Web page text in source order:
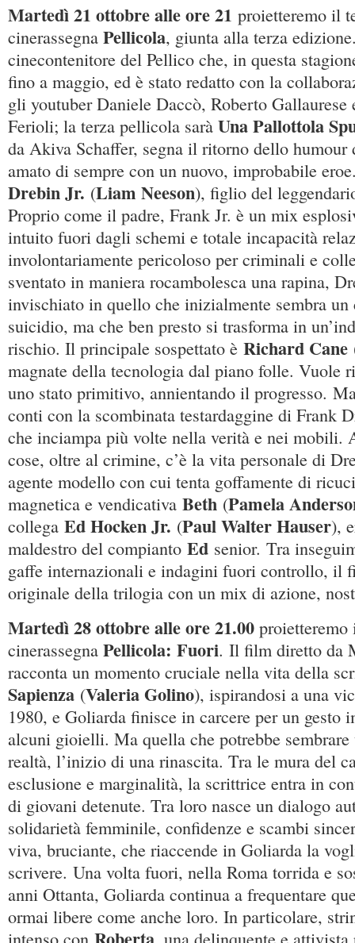
Martedì 21 ottobre alle ore 21 proietteremo il
cinerassegna Pellicola, giunta alla terza
cinecontenitore del Pellico che, in questa
fino a maggio, ed è stato redatto con la
gli youtuber Daniele Daccò, Roberto Gallaurese
Ferioli; la terza pellicola sarà Una Pallottola
da Akiva Schaffer, segna il ritorno dello humour
amato di sempre con un nuovo, improbabile
Drebin Jr. (Liam Neeson), figlio del
Proprio come il padre, Frank Jr. è un mix
intuito fuori dagli schemi e totale incapacità
involontariamente pericoloso per criminali e
sventato in maniera rocambolesca una rapina,
invischiato in quello che inizialmente sembra un
suicidio, ma che ben presto si trasforma in
rischio. Il principale sospettato è Richard Cane
magnate della tecnologia dal piano folle. Vuole
uno stato primitivo, annientando il progresso.
conti con la scombinata testardaggine di Frank
che inciampa più volte nella verità e nei mobili.
cose, oltre al crimine, c’è la vita personale di
agente modello con cui tenta goffamente di
magnetica e vendicativa Beth (Pamela
collega Ed Hocken Jr. (Paul Walter Hauser),
maldestro del compianto Ed senior. Tra
gaffe internazionali e indagini fuori controllo, il
originale della trilogia con un mix di azione,
Martedì 28 ottobre alle ore 21.00
cinerassegna Pellicola: Fuori. Il film diretto da
racconta un momento cruciale nella vita della
Sapienza (Valeria Golino), ispirandosi a una
1980, e Goliarda finisce in carcere per un
alcuni gioielli. Ma quella che potrebbe sembrare
realtà, l’inizio di una rinascita. Tra le mura del
esclusione e marginalità, la scrittrice entra in
di giovani detenute. Tra loro nasce un dialogo
solidarietà femminile, confidenze e scambi
viva, bruciante, che riaccende in Goliarda la
scrivere. Una volta fuori, nella Roma torrida e
anni Ottanta, Goliarda continua a frequentare
ormai libere come anche loro. In particolare,
intenso con
, una delinquente e